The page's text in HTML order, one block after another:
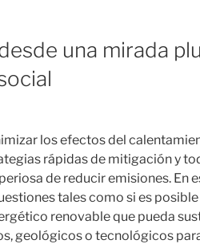
una mirada
los efectos del
rápidas de mitigación y
de reducir emisiones. En
tales como si es
renovable que pueda
geológicos o tecnológicos